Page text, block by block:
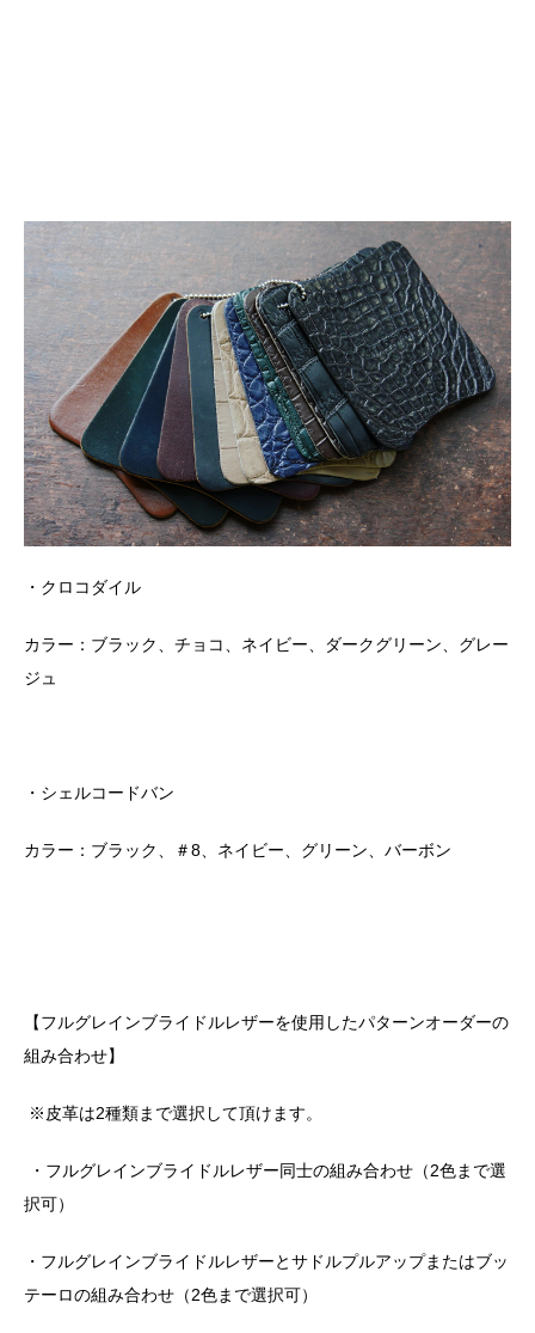
・クロコダイル
カラー：ブラック、チョコ、ネイビー、ダークグリーン、グレー
ジュ
・シェルコードバン
カラー：ブラック、＃8 、ネイビー、グリーン、バーボン
【フルグレインブライドルレザーを使用したパターンオーダーの
組み合わせ】
※皮革は2種類まで選択して頂けます。
・フルグレインブライドルレザー同士の組み合わせ（2色まで選
択可）
・フルグレインブライドルレザーとサドルプルアップまたはブッ
テーロの組み合わせ（2色まで選択可）